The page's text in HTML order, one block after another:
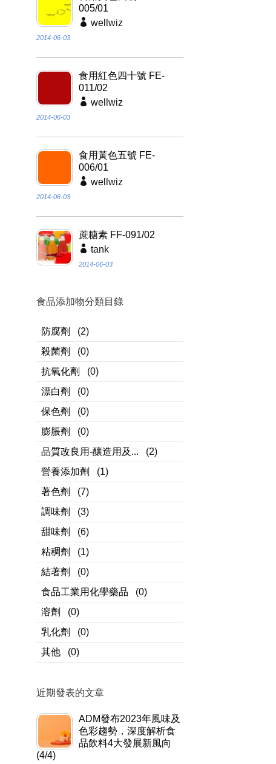
005/01
wellwiz
2014-06-03
食用紅色四十號 FE-
011/02
wellwiz
2014-06-03
食用黃色五號 FE-
006/01
wellwiz
2014-06-03
蔗糖素 FF-091/02
tank
2014-06-03
食品添加物分類目錄
防腐劑
(2)
殺菌劑
(0)
抗氧化劑
(0)
漂白劑
(0)
保色劑
(0)
膨脹劑
(0)
品質改良用-釀造用及...
(2)
營養添加劑
(1)
著色劑
(7)
調味劑
(3)
甜味劑
(6)
粘稠劑
(1)
結著劑
(0)
食品工業用化學藥品
(0)
溶劑
(0)
乳化劑
(0)
其他
(0)
近期發表的文章
ADM發布2023年風味及
色彩趨勢，深度解析食
品飲料4大發展新風向
(4/4)